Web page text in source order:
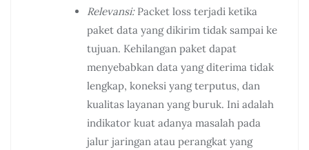
Relevansi:Packet loss terjadi ketika
paket data yang dikirim tidak sampai ke
tujuan. Kehilangan paket dapat
menyebabkan data yang diterima tidak
lengkap, koneksi yang terputus, dan
kualitas layanan yang buruk. Ini adalah
indikator kuat adanya masalah pada
jalur jaringan atau perangkat yang